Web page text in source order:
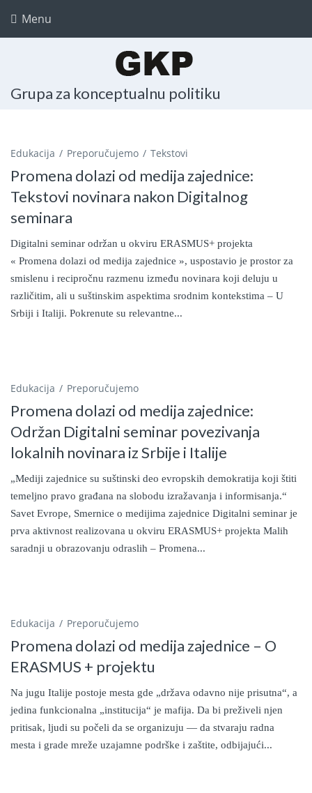
Menu
Grupa za konceptualnu politiku
Edukacija Preporučujemo Tekstovi
Promena dolazi od medija zajednice:
Tekstovi novinara nakon Digitalnog
seminara
Digitalni seminar održan u okviru ERASMUS+ projekta
« Promena dolazi od medija zajednice », uspostavio je prostor za
smislenu i recipročnu razmenu između novinara koji deluju u
različitim, ali u suštinskim aspektima srodnim kontekstima – U
Srbiji i Italiji. Pokrenute su relevantne...
Edukacija Preporučujemo
Promena dolazi od medija zajednice:
Održan Digitalni seminar povezivanja
lokalnih novinara iz Srbije i Italije
„Mediji zajednice su suštinski deo evropskih demokratija koji štiti
temeljno pravo građana na slobodu izražavanja i informisanja.“
Savet Evrope, Smernice o medijima zajednice Digitalni seminar je
prva aktivnost realizovana u okviru ERASMUS+ projekta Malih
saradnji u obrazovanju odraslih – Promena...
Edukacija Preporučujemo
Promena dolazi od medija zajednice – O
ERASMUS + projektu
Na jugu Italije postoje mesta gde „država odavno nije prisutna“, a
jedina funkcionalna „institucija“ je mafija. Da bi preživeli njen
pritisak, ljudi su počeli da se organizuju — da stvaraju radna
mesta i grade mreže uzajamne podrške i zaštite, odbijajući...